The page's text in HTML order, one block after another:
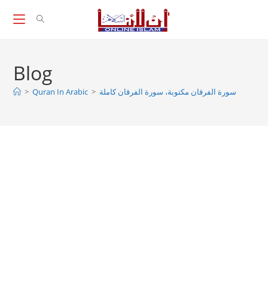
Blog
> Quran In Arabic > سورة الفرقان مكتوبة، سورة الفرقان كاملة